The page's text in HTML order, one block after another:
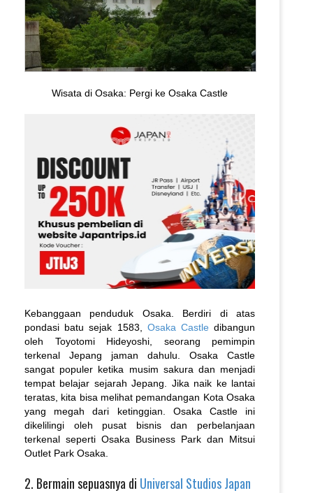
Wisata di Osaka: Pergi ke Osaka Castle
Kebanggaan penduduk Osaka. Berdiri di atas
pondasi batu sejak 1583, Osaka Castle dibangun
oleh Toyotomi Hideyoshi, seorang pemimpin
terkenal Jepang jaman dahulu. Osaka Castle
sangat populer ketika musim sakura dan menjadi
tempat belajar sejarah Jepang. Jika naik ke lantai
teratas, kita bisa melihat pemandangan Kota Osaka
yang megah dari ketinggian. Osaka Castle ini
dikelilingi oleh pusat bisnis dan perbelanjaan
terkenal seperti Osaka Business Park dan Mitsui
Outlet Park Osaka.
2. Bermain sepuasnya di Universal Studios Japan